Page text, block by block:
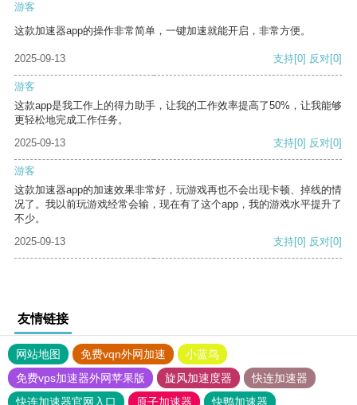
游客
这款加速器app的操作非常简单，一键加速就能开启，非常方便。
2025-09-13 支持[0] 反对[0]
游客
这款app是我工作上的得力助手，让我的工作效率提高了50%，让我能够
更轻松地完成工作任务。
2025-09-13
支持[0] 反对[0]
游客
这款加速器app的加速效果非常好，玩游戏再也不会出现卡顿、掉线的情
况了。我以前玩游戏经常会输，现在有了这个app，我的游戏水平提升了
不少。
2025-09-13
支持[0] 反对[0]
友情链接
网站地图 免费vqn外网加速
小蓝鸟
免费vps加速器外网苹果版
旋风加速度器
快连加速器
快连加速器官网入口
原子加速器 快鸭加速器